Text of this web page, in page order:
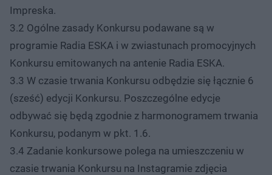
Impreska.
3.2 Ogólne zasady Konkursu podawane są w
programie Radia ESKA i w zwiastunach promocyjnych
Konkursu emitowanych na antenie Radia ESKA.
3.3 W czasie trwania Konkursu odbędzie się łącznie 6
(sześć) edycji Konkursu. Poszczególne edycje
odbywać się będą zgodnie z harmonogramem trwania
Konkursu, podanym w pkt. 1.6.
3.4 Zadanie konkursowe polega na umieszczeniu w
czasie trwania Konkursu na Instagramie zdjęcia